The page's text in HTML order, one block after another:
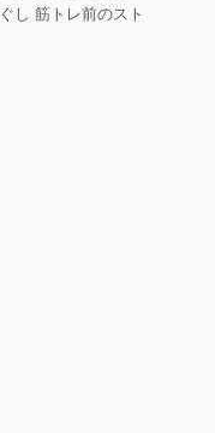
し 筋トレ前のスト